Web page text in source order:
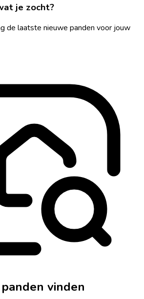
je zocht?
de laatste nieuwe panden voor jouw
vinden